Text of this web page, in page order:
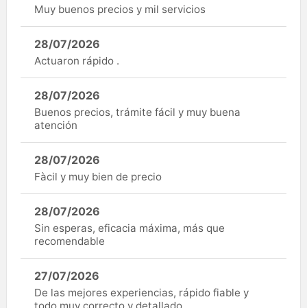
Muy buenos precios y mil servicios
28/07/2026
Actuaron rápido .
28/07/2026
Buenos precios, trámite fácil y muy buena
atención
28/07/2026
Fàcil y muy bien de precio
28/07/2026
Sin esperas, eficacia máxima, más que
recomendable
27/07/2026
De las mejores experiencias, rápido fiable y
todo muy correcto y detallado